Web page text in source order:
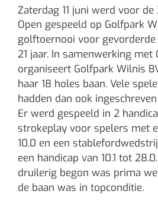
Zaterdag 11 juni werd voor de
Open gespeeld op Golfpark
golftoernooi voor
21 jaar. In samenwerking met
organiseert Golfpark Wilnis
haar 18 holes baan. Vele
hadden dan ook
Er werd gespeeld in 2
strokeplay voor spelers met
10.0 en een
een handicap van 10.1 tot
druilerig begon was prima
de baan was in topconditie.